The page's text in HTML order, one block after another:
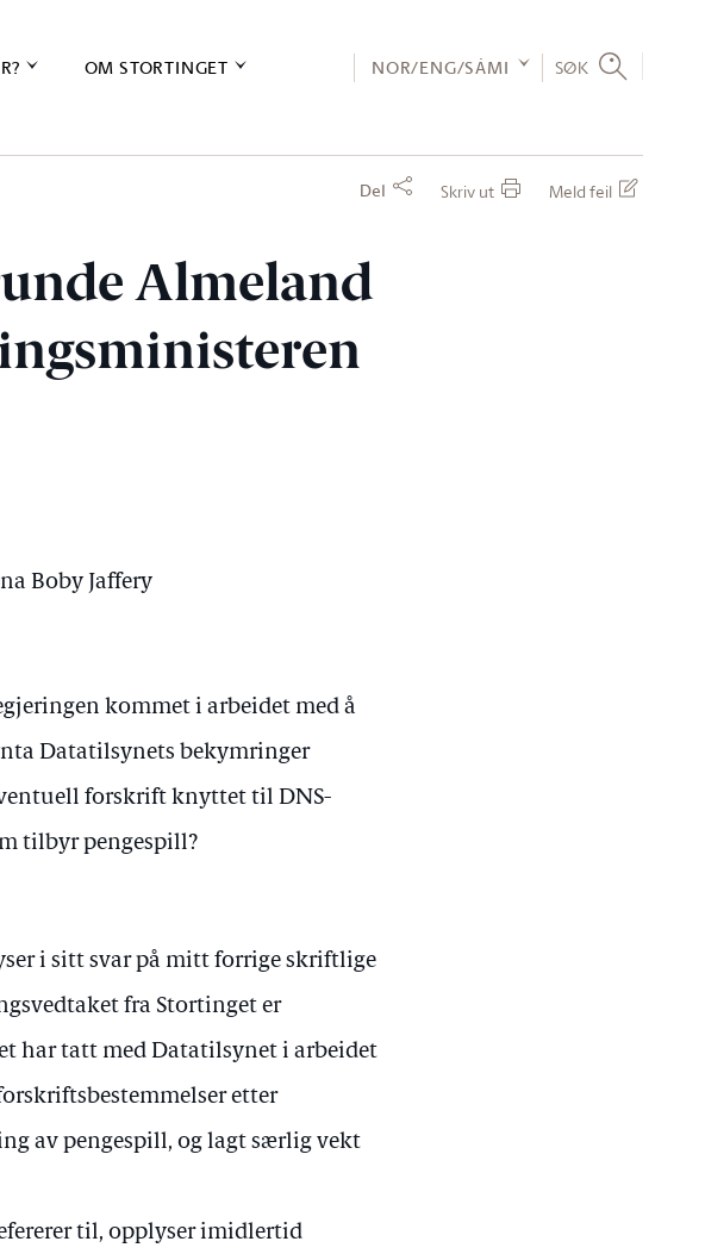
OM STORTINGET NOR/ENG/SÁMI SØK
Del Skriv ut Meld feil
Almeland
Boby Jaffery
kommet i arbeidet med å
Datatilsynets bekymringer
forskrift knyttet til DNS-
tilbyr pengespill?
i sitt svar på mitt forrige skriftlige
fra Stortinget er
har tatt med Datatilsynet i arbeidet
etter
av pengespill, og lagt særlig vekt
til, opplyser imidlertid